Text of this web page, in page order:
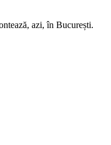
azi, în București.